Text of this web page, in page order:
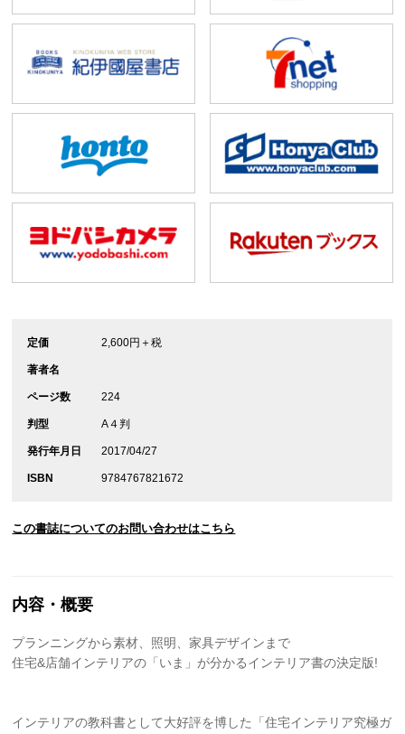
定価 2,600円＋税
著者名
ページ数 224
判型 A４判
発行年月日 2017/04/27
ISBN 9784767821672
この書誌についてのお問い合わせはこちら
内容・概要
プランニングから素材、照明、家具デザインまで
住宅&店舗インテリアの「いま」が分かるインテリア書の決定版!
インテリアの教科書として大好評を博した「住宅インテリア究極ガ